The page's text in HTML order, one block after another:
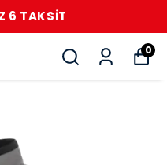
6 TAKSİT
0